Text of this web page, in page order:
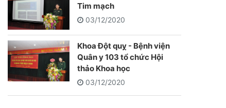
Tim mạch
03/12/2020
Khoa Đột quỵ - Bệnh viện
Quân y 103 tổ chức Hội
thảo Khoa học
03/12/2020